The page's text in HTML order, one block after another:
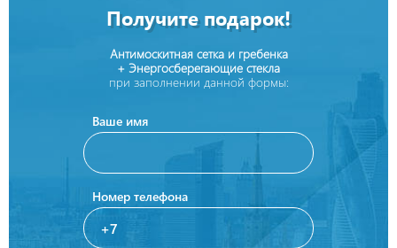
Получите подарок!
Антимоскитная сетка и гребенка
+ Энергосберегающие стекла
при заполнении данной формы:
Ваше имя
Номер телефона